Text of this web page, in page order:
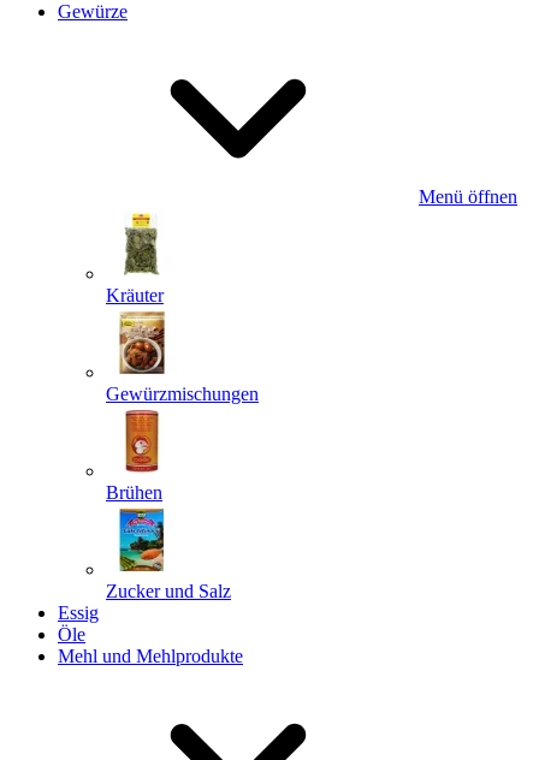
Gewürze
Menü öffnen
Kräuter
Gewürzmischungen
Brühen
Zucker und Salz
Essig
Öle
Mehl und Mehlprodukte